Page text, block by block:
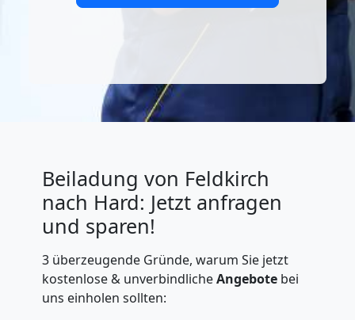
Beiladung von Feldkirch
nach Hard: Jetzt anfragen
und sparen!
3 überzeugende Gründe, warum Sie jetzt
kostenlose & unverbindlicheAngebote bei
uns einholen sollten: